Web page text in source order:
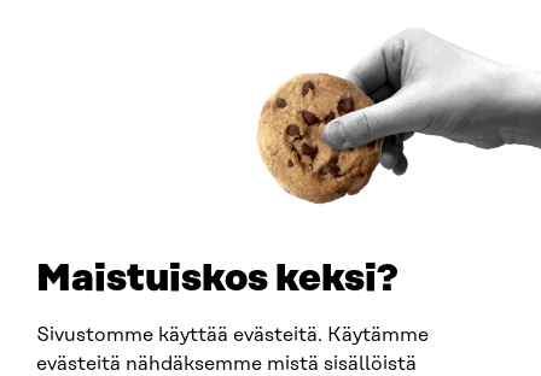
Maistuiskos keksi?
Sivustomme käyttää evästeitä. Käytämme
evästeitä nähdäksemme mistä sisällöistä
SITRA SOSIAALISESSA MEDIASSA